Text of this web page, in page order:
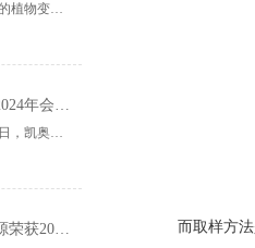
而取样方
给变压器用的植物变压器油学名叫天然酯绝缘油，具有良好的生物降解性和环境相容性。
凯奥能源2024年会盛典圆满结束
2024年2月2日，凯奥能源年会盛典如期举行。本次年会盛典分为年度总结大会和年会晚宴两个篇章，凯奥能源各位领导及全体员工齐聚一堂，共同回首2023年，展望2024年。
凯奥新能源荣获2023年度电力变压器“金球奖”优质供应商！